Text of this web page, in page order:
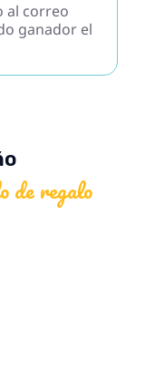
al correo
ganador el
de regalo